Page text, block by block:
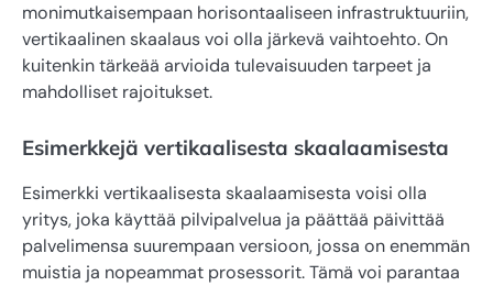
monimutkaisempaan horisontaaliseen infrastruktuuriin,
vertikaalinen skaalaus voi olla järkevä vaihtoehto. On
kuitenkin tärkeää arvioida tulevaisuuden tarpeet ja
mahdolliset rajoitukset.
Esimerkkejä vertikaalisesta skaalaamisesta
Esimerkki vertikaalisesta skaalaamisesta voisi olla
yritys, joka käyttää pilvipalvelua ja päättää päivittää
palvelimensa suurempaan versioon, jossa on enemmän
muistia ja nopeammat prosessorit. Tämä voi parantaa